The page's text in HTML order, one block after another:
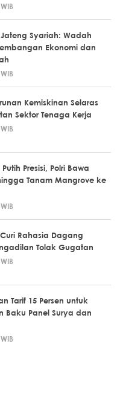
Syariah: Wadah
Ekonomi dan
Kemiskinan Selaras
Sektor Tenaga Kerja
Presisi, Polri Bawa
Tanam Mangrove ke
Rahasia Dagang
Tolak Gugatan
Tarif 15 Persen untuk
Baku Panel Surya dan